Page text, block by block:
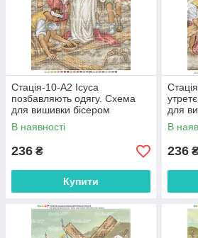
Стація-10-А2 Ісуса
позбавляють одягу. Схема
для вишивки бісером
В наявності
236 ₴
Купити
для
В
236